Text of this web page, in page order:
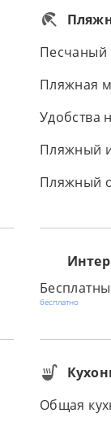
Песчаный
Пляжная
Удобства
Пляжный
Пляжный
бесплатно
Общая